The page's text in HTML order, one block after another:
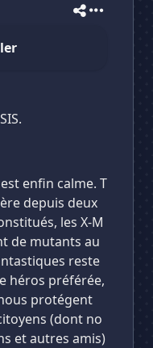
fan des
et non-
enfin calme. T
depuis deux
les X-M
de mutants au
reste
héros préférée,
protégent
(dont no
et autres amis)